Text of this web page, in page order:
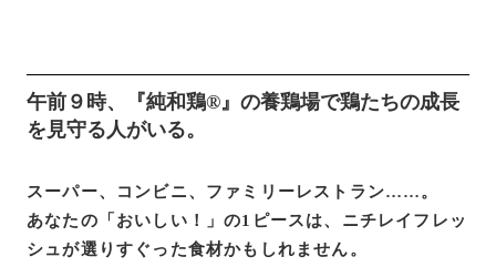
午前９時、『純和鶏®️』の養鶏場で鶏たちの成長
を見守る人がいる。
スーパー、コンビニ、ファミリーレストラン……。
あなたの「おいしい！」の1ピースは、ニチレイフレッ
シュが選りすぐった食材かもしれません。